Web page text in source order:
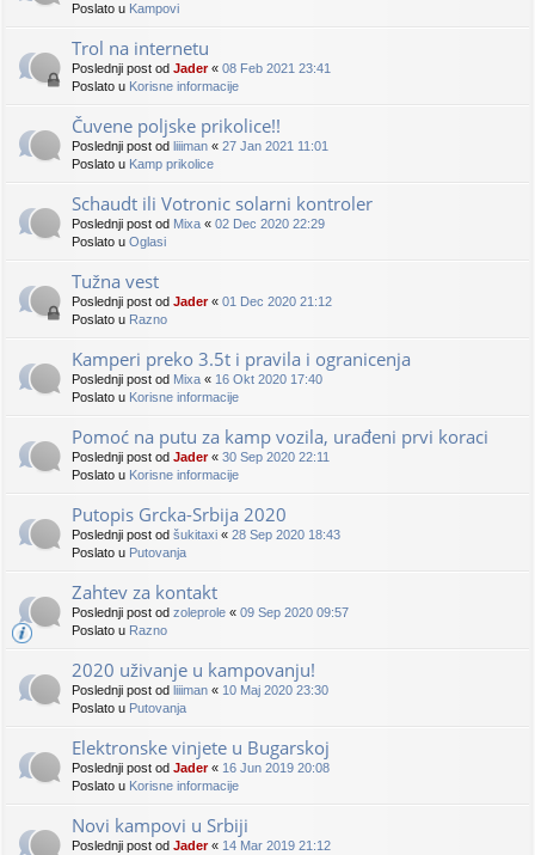
Poslato u Kampovi
Trol na internetu
Poslednji post od Jader« 08 Feb 2021 23:41
Poslato u Korisne informacije
Čuvene poljske prikolice!!
Poslednji post od liiiman « 27 Jan 2021 11:01
Poslato u Kamp prikolice
Schaudt ili Votronic solarni kontroler
Poslednji post od Mixa « 02 Dec 2020 22:29
Poslato u Oglasi
Tužna vest
Poslednji post od Jader« 01 Dec 2020 21:12
Poslato u Razno
Kamperi preko 3.5t i pravila i ogranicenja
Poslednji post od Mixa « 16 Okt 2020 17:40
Poslato u Korisne informacije
Pomoć na putu za kamp vozila, urađeni prvi koraci
Poslednji post od Jader« 30 Sep 2020 22:11
Poslato u Korisne informacije
Putopis Grcka-Srbija 2020
Poslednji post od šukitaxi « 28 Sep 2020 18:43
Poslato u Putovanja
Zahtev za kontakt
Poslednji post od zoleprole « 09 Sep 2020 09:57
Poslato u Razno
2020 uživanje u kampovanju!
Poslednji post od liiiman « 10 Maj 2020 23:30
Poslato u Putovanja
Elektronske vinjete u Bugarskoj
Poslednji post od Jader« 16 Jun 2019 20:08
Poslato u Korisne informacije
Novi kampovi u Srbiji
Poslednji post od Jader« 14 Mar 2019 21:12